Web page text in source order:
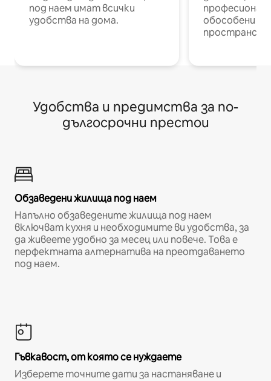
под наем имат всички
удобства на дома.
обособени
Удобства и предимства за по-
дългосрочни престои
Обзаведени жилища под наем
Напълно обзаведените жилища под наем
включват кухня и необходимите ви удобства, за
да живеете удобно за месец или повече. Това е
перфектната алтернатива на преотдаването
под наем.
Гъвкавост, от която се нуждаете
Изберете точните дати за настаняване и